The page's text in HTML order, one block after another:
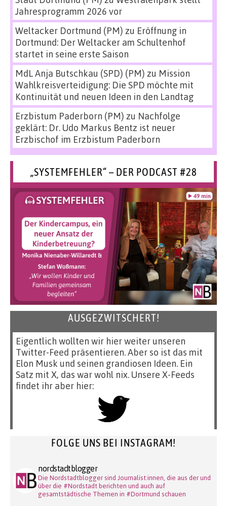
Jahresprogramm 2026 vor
Weltacker Dortmund (PM) zu Eröffnung in
Dortmund: Der Weltacker am Schultenhof
startet in seine erste Saison
MdL Anja Butschkau (SPD) (PM) zu Mission
Wahlkreisverteidigung: Die SPD möchte mit
Kontinuität und neuen Ideen in den Landtag
Erzbistum Paderborn (PM) zu Nachfolge
geklärt: Dr. Udo Markus Bentz ist neuer
Erzbischof im Erzbistum Paderborn
„SYSTEMFEHLER“ – DER PODCAST #28
AUSGEZWITSCHERT!
Eigentlich wollten wir hier weiter unseren
Twitter-Feed präsentieren. Aber so ist das mit
Elon Musk und seinen grandiosen Ideen. Ein
Satz mit X, das war wohl nix. Unsere X-Feeds
findet ihr aber hier:
FOLGE UNS BEI INSTAGRAM!
nordstadtblogger
Die Nordstadtblogger sind Journalist:innen, die aus der und
über die #Nordstadt berichten und auch auf
gesamtstädtische Themen in #Dortmund schauen